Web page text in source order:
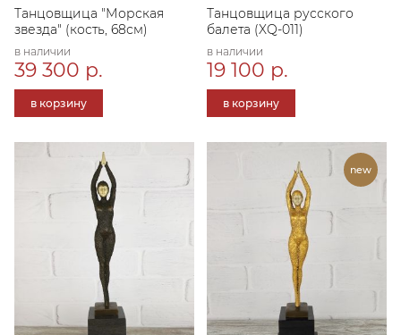
Танцовщица "Морская
звезда" (кость, 68см)
в наличии
39 300 р.
в корзину
Танцовщица русского
балета (XQ-011)
в наличии
19 100 р.
в корзину